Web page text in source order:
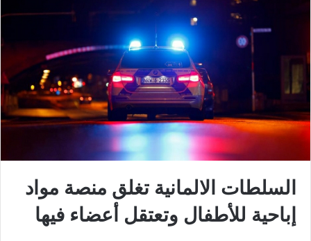
السلطات الالمانية تغلق منصة مواد
إباحية للأطفال وتعتقل أعضاء فيها